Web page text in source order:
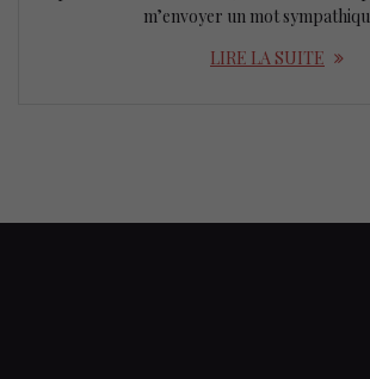
m’envoyer un mot
LIRE LA SUITE